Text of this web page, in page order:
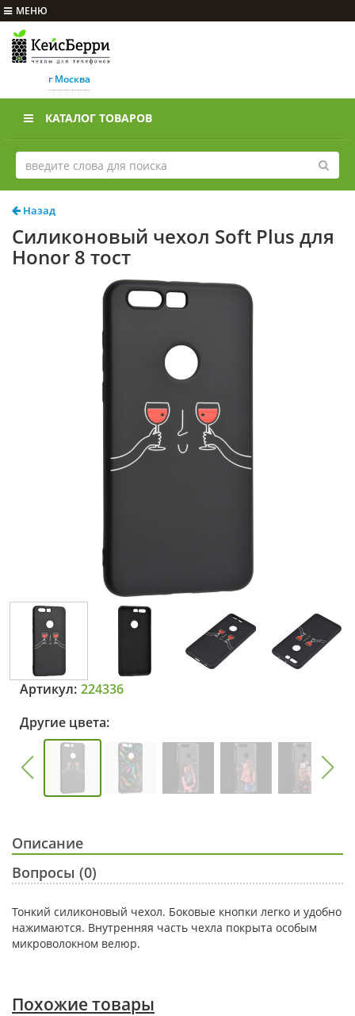
МЕНЮ
г Москва
КАТАЛОГ ТОВАРОВ
Назад
Силиконовый чехол Soft Plus для
Honor 8 тост
Артикул: 224336
Другие цвета:
Описание
Вопросы (0)
Тонкий силиконовый чехол. Боковые кнопки легко и удобно
нажимаются. Внутренняя часть чехла покрыта особым
микроволокном велюр.
Похожие товары